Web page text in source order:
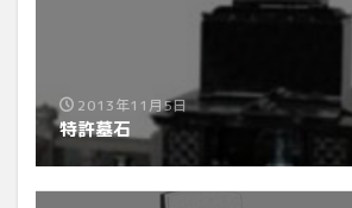
2013年11月5日
特許墓石